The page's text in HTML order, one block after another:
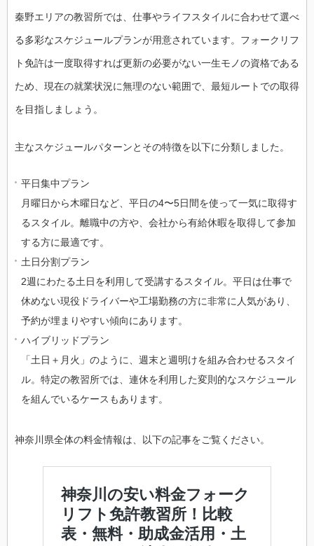
秦野エリアの教習所では、仕事やライフスタイルに合わせて選べ
る多彩なスケジュールプランが用意されています。フォークリフ
ト免許は一度取得すれば更新の必要がない一生モノの資格である
ため、現在の就業状況に無理のない範囲で、最短ルートでの取得
を目指しましょう。
主なスケジュールパターンとその特徴を以下に分類しました。
平日集中プラン
月曜日から木曜日など、平日の4〜5日間を使って一気に取得す
るスタイル。離職中の方や、会社から有給休暇を取得して参加
する方に最適です。
土日分割プラン
2週にわたる土日を利用して受講するスタイル。平日は仕事で
休めない現役ドライバーや工場勤務の方に非常に人気があり、
予約が埋まりやすい傾向にあります。
ハイブリッドプラン
「土日＋月火」のように、週末と週明けを組み合わせるスタイ
ル。特定の教習所では、連休を利用した変則的なスケジュール
を組んでいるケースもあります。
神奈川県全体の料金情報は、以下の記事をご覧ください。